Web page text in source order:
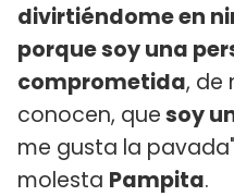
divirtiéndome en
porque soy una
comprometida, de
conocen, quesoy
me gusta la
molesta Pampita.